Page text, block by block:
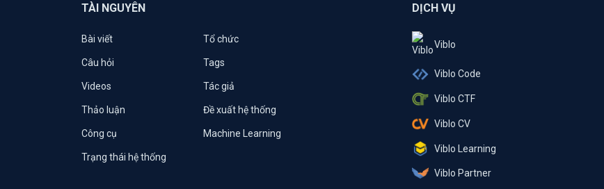
TÀI NGUYÊN
Bài viết Tổ chức
Câu hỏi Tags
Videos Tác giả
Thảo luận Đề xuất hệ thống
Công cụ Machine Learning
Trạng thái hệ thống
DỊCH VỤ
Viblo
Viblo Code
Viblo CTF
Viblo CV
Viblo Learning
Viblo Partner